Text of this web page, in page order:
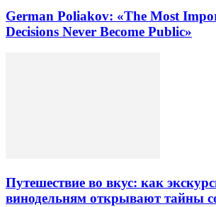
German Poliakov: «The Most
Decisions Never Become Public»
Путешествие во вкус: как
винодельням открывают тайны